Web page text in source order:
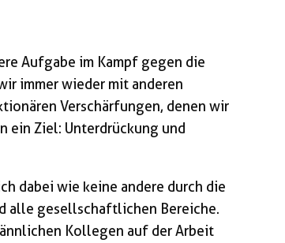
Aufgabe im Kampf gegen die
immer wieder mit anderen
Verschärfungen, denen wir
ein Ziel: Unterdrückung und
dabei wie keine andere durch die
alle gesellschaftlichen Bereiche.
Kollegen auf der Arbeit